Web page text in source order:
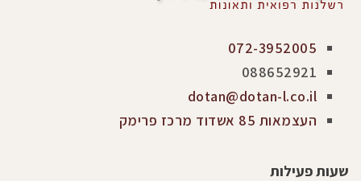
072-3952005
088652921
dotan@dotan-l.co.il
העצמאות 85 אשדוד מרכז פרימק
שעות פעילות